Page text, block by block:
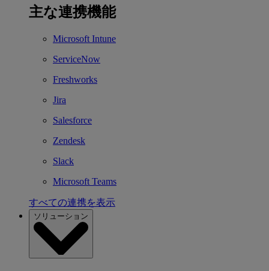
主な連携機能
Microsoft Intune
ServiceNow
Freshworks
Jira
Salesforce
Zendesk
Slack
Microsoft Teams
すべての連携を表示
ソリューション